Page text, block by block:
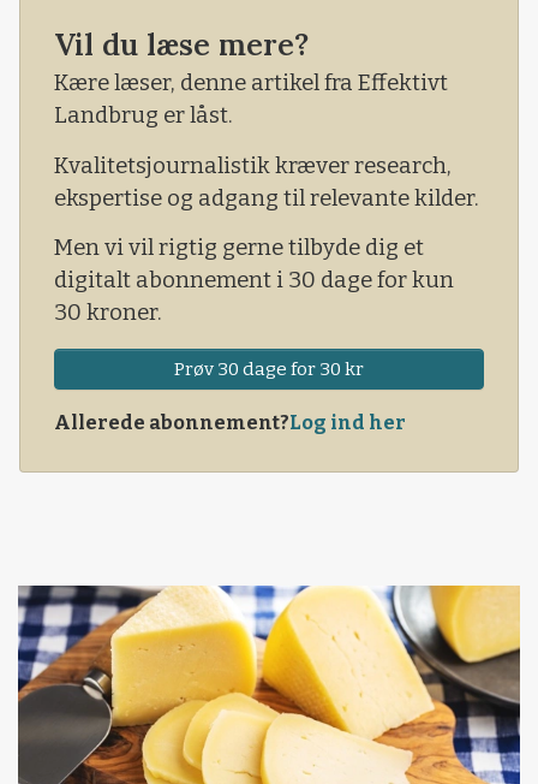
lands. De eneste vikinger, der »hærger« for
tiden, er nordmænd. Vær dog ikke i tvivl om, at
her i biksen holder vi af danskerne, mest af alt
Vil du læse mere?
Kære læser, denne artikel fra Effektivt
Landbrug er låst.
Kvalitetsjournalistik kræver research,
ekspertise og adgang til relevante kilder.
Men vi vil rigtig gerne tilbyde dig et
digitalt abonnement i 30 dage for kun
30 kroner.
Prøv 30 dage for 30 kr
Allerede abonnement?Log ind her